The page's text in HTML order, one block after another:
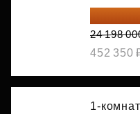
20 084
24 198
452 350
1-